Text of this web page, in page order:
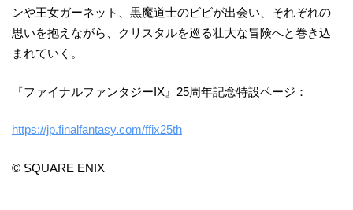
ンや王女ガーネット、黒魔道士のビビが出会い、それぞれの
思いを抱えながら、クリスタルを巡る壮大な冒険へと巻き込
まれていく。
『ファイナルファンタジーIX』25周年記念特設ページ：
https://jp.finalfantasy.com/ffix25th
© SQUARE ENIX